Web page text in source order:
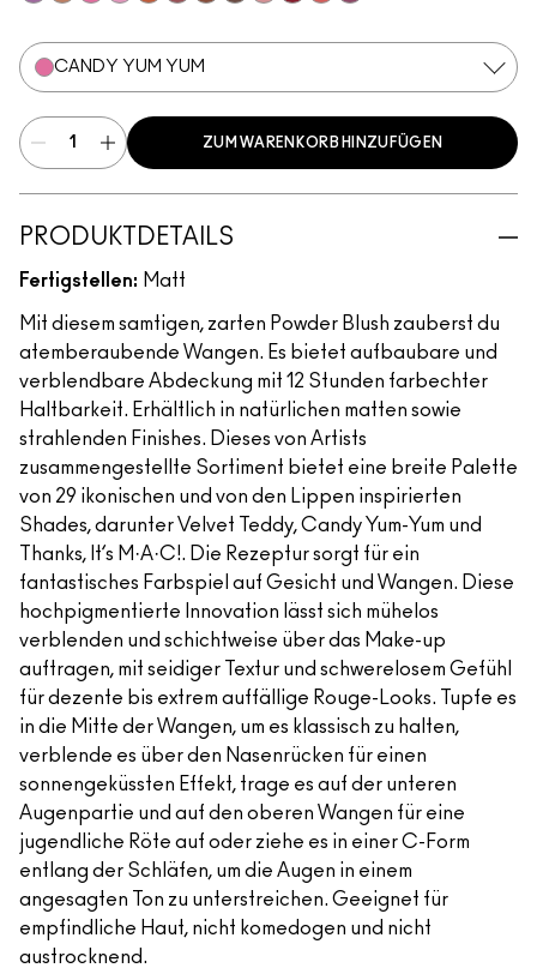
CANDY YUM YUM
ZUM WARENKORB HINZUFÜGEN
PRODUKTDETAILS
Fertigstellen: Matt
Mit diesem samtigen, zarten Powder Blush zauberst du
atemberaubende Wangen. Es bietet aufbaubare und
verblendbare Abdeckung mit 12 Stunden farbechter
Haltbarkeit. Erhältlich in natürlichen matten sowie
strahlenden Finishes. Dieses von Artists
zusammengestellte Sortiment bietet eine breite Palette
von 29 ikonischen und von den Lippen inspirierten
Shades, darunter Velvet Teddy, Candy Yum-Yum und
Thanks, It’s M·A·C!. Die Rezeptur sorgt für ein
fantastisches Farbspiel auf Gesicht und Wangen. Diese
hochpigmentierte Innovation lässt sich mühelos
verblenden und schichtweise über das Make-up
auftragen, mit seidiger Textur und schwerelosem Gefühl
für dezente bis extrem auffällige Rouge-Looks. Tupfe es
in die Mitte der Wangen, um es klassisch zu halten,
verblende es über den Nasenrücken für einen
sonnengeküssten Effekt, trage es auf der unteren
Augenpartie und auf den oberen Wangen für eine
jugendliche Röte auf oder ziehe es in einer C-Form
entlang der Schläfen, um die Augen in einem
angesagten Ton zu unterstreichen. Geeignet für
empfindliche Haut, nicht komedogen und nicht
austrocknend.